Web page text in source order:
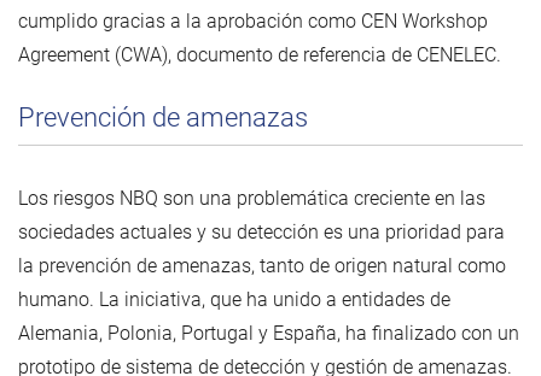
cumplido gracias a la aprobación como CEN Workshop
Agreement (CWA), documento de referencia de CENELEC.
Prevención de amenazas
Los riesgos NBQ son una problemática creciente en las
sociedades actuales y su detección es una prioridad para
la prevención de amenazas, tanto de origen natural como
humano. La iniciativa, que ha unido a entidades de
Alemania, Polonia, Portugal y España, ha finalizado con un
prototipo de sistema de detección y gestión de amenazas.